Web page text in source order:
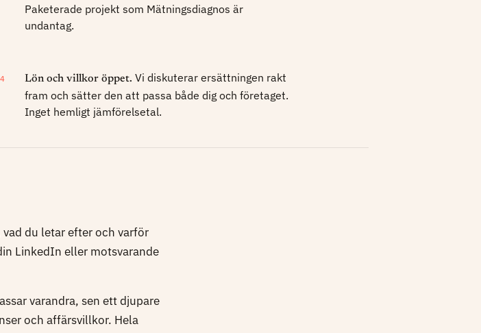
Paketerade projekt som Mätningsdiagnos är
undantag.
Lön och villkor öppet. Vi diskuterar ersättningen rakt
fram och sätter den att passa både dig och företaget.
Inget hemligt jämförelsetal.
du letar efter och varför
LinkedIn eller motsvarande
varandra, sen ett djupare
och affärsvillkor. Hela